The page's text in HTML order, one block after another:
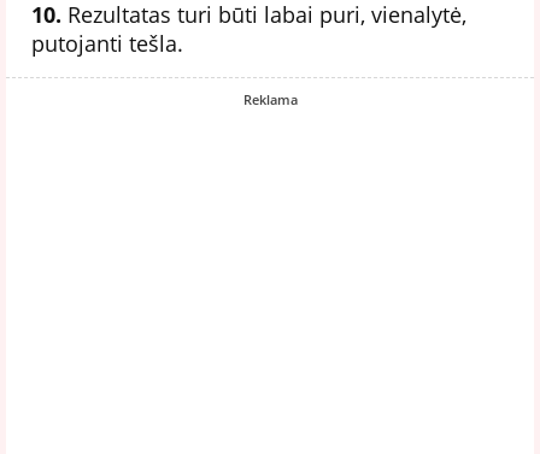
10. Rezultatas turi būti labai puri, vienalytė,
putojanti tešla.
Reklama